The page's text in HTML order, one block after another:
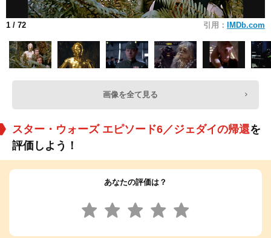
1 / 72 引用： IMDb.com
画像を全て見る
スター・ウォーズ エピソード6／ジェダイの帰還を
評価しよう！
あなたの評価は？